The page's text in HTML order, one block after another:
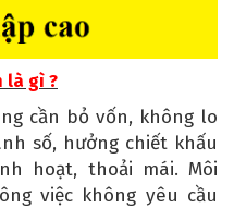
là gì ?
cần bỏ vốn, không lo
số, hưởng chiết khấu
hoạt, thoải mái. Môi
việc không yêu cầu